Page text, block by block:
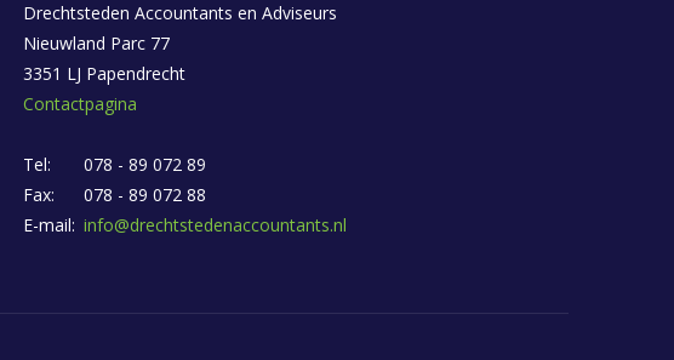
Drechtsteden Accountants en Adviseurs
Nieuwland Parc 77
3351 LJ Papendrecht
Contactpagina
Tel:
078 - 89 072 89
Fax:
078 - 89 072 88
E-mail: info@drechtstedenaccountants.nl